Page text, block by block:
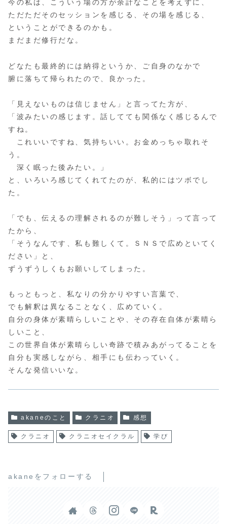
今の私は、こういう場の方が余計なことを考えずに、
ただただそのセッションを感じる、その場を感じる、
ということができるのかも。
まだまだ修行だな。
どなたも最終的には納得というか、ご自身のなかで
腑に落ちて帰られたので、良かった。
「見えないものは信じません」と言ってた方が、
「波みたいの感じます。話してても関係なく感じるんで
すね。
これいいですね、気持ちいい。お金めっちゃ取れそ
う。
深く眠った後みたい。」
と、いろいろ感じてくれてたのが、私的にはツボでし
た。
「でも、伝えるの理解されるのが難しそう」って言って
たから、
「そうなんです、私も難しくて。ＳＮＳで広めといてく
ださい」と、
ずうずうしくもお願いしてしまった。
もっともっと、私なりの分かりやすい言葉で、
でも解釈は異なることなく、広めていく。
自分の身体が素晴らしいことや、その存在自体が素晴ら
しいこと、
この世界自体が素晴らしい奇跡で積みあがってることを
自分も実感しながら、相手にも伝わっていく。
そんな発信いいな。
akaneのこと クラニオ 感想
クラニオ クラニオセイクラル 学び
akaneをフォローする